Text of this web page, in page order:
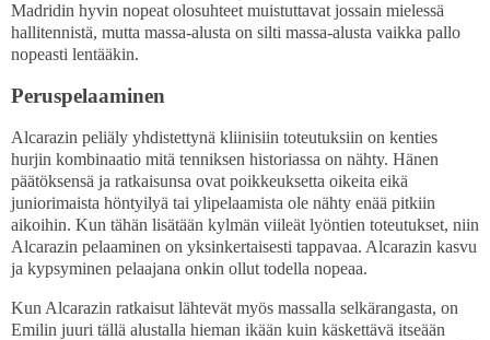
Madridin hyvin nopeat olosuhteet muistuttavat jossain mielessä
hallitennistä, mutta massa-alusta on silti massa-alusta vaikka pallo
nopeasti lentääkin.
Peruspelaaminen
Alcarazin peliäly yhdistettynä kliinisiin toteutuksiin on kenties
hurjin kombinaatio mitä tenniksen historiassa on nähty. Hänen
päätöksensä ja ratkaisunsa ovat poikkeuksetta oikeita eikä
juniorimaista höntyilyä tai ylipelaamista ole nähty enää pitkiin
aikoihin. Kun tähän lisätään kylmän viileät lyöntien toteutukset, niin
Alcarazin pelaaminen on yksinkertaisesti tappavaa. Alcarazin kasvu
ja kypsyminen pelaajana onkin ollut todella nopeaa.
Kun Alcarazin ratkaisut lähtevät myös massalla selkärangasta, on
Emilin juuri tällä alustalla hieman ikään kuin käskettävä itseään